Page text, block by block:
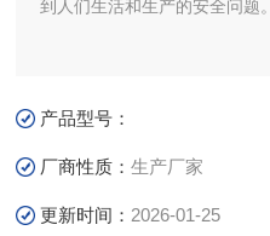
到人们生活和生产的安全问题。
产品型号：
厂商性质：生产厂家
更新时间： 2026-01-25